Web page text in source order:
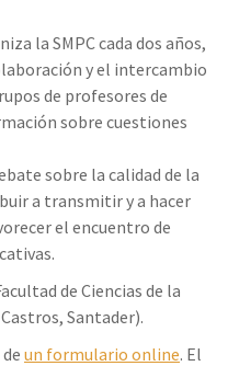
la SMPC cada dos años,
y el intercambio
de profesores de
sobre cuestiones
sobre la calidad de la
a transmitir y a hacer
el encuentro de
de Ciencias de la
Santader).
un formulario online. El